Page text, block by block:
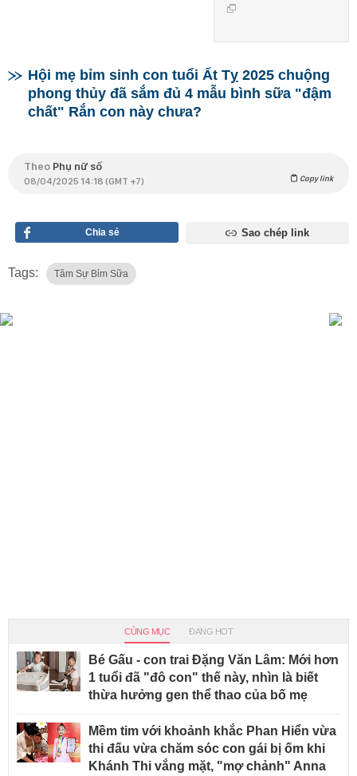
Hội mẹ bỉm sinh con tuổi Ất Tỵ 2025 chuộng
phong thủy đã sắm đủ 4 mẫu bình sữa "đậm
chất" Rắn con này chưa?
Theo Phụ nữ số
08/04/2025 14:18 (GMT +7) Copy link
Chia sẻ Sao chép link
Tags: Tâm Sự Bỉm Sữa
CÙNG MỤC ĐANG HOT
Bé Gấu - con trai Đặng Văn Lâm: Mới hơn
1 tuổi đã "đô con" thế này, nhìn là biết
thừa hưởng gen thể thao của bố mẹ
Mềm tim với khoảnh khắc Phan Hiển vừa
thi đấu vừa chăm sóc con gái bị ốm khi
Khánh Thi vắng mặt, "mợ chảnh" Anna